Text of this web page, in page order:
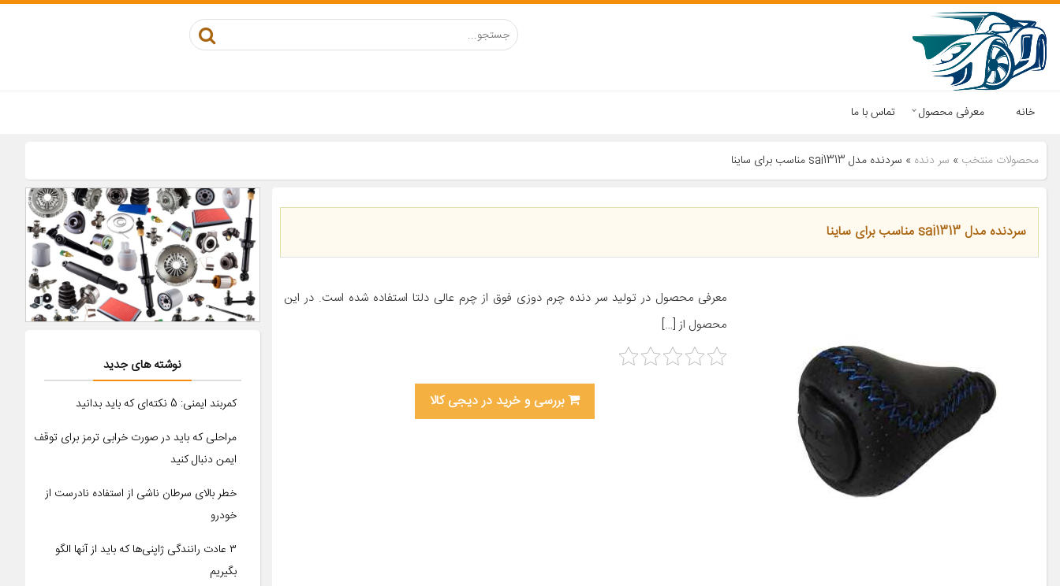
خانه معرفی محصول تماس با ما
محصولات منتخب » سر دنده » سردنده مدل sai1313 مناسب برای ساینا
سردنده مدل sai1313 مناسب برای ساینا
معرفی محصول در تولید سر دنده چرم دوزی فوق از چرم عالی دلتا استفاده شده است. در این
محصول از […]
بررسی و خرید در دیجی کالا
نوشته های جدید
کمربند ایمنی: 5 نکته‌ای که باید بدانید
مراحلی که باید در صورت خرابی ترمز برای توقف
ایمن دنبال کنید
خطر بالای سرطان ناشی از استفاده نادرست از
خودرو
۳ عادت رانندگی ژاپنی‌ها که باید از آنها الگو
بگیریم